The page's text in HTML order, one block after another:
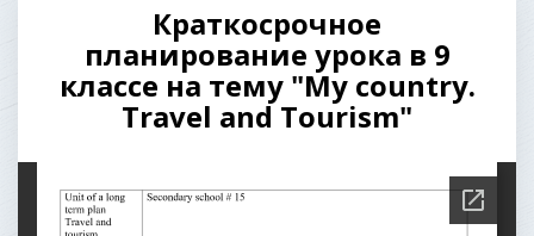
Краткосрочное
планирование урока в 9
классе на тему "My country.
Travel and Tourism"